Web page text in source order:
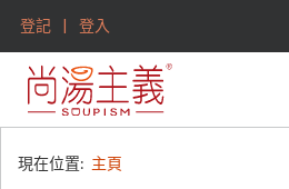
登記 登入
現在位置: 主頁